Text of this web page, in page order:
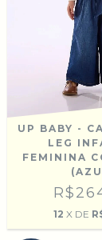
UP BABY -
LEG
FEMININA
12 X DE